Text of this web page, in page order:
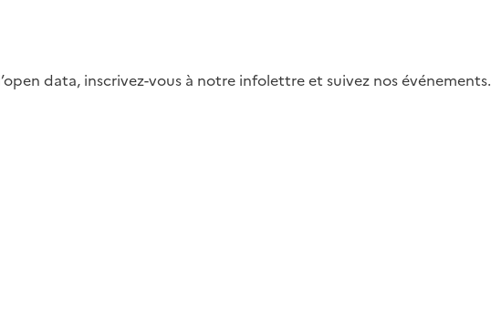
data, inscrivez-vous à notre infolettre et suivez nos événements.